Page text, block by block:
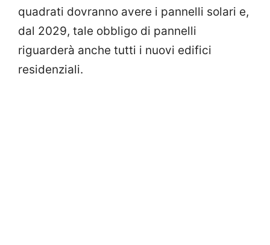
quadrati dovranno avere i pannelli solari e,
dal 2029, tale obbligo di pannelli
riguarderà anche tutti i nuovi edifici
residenziali.